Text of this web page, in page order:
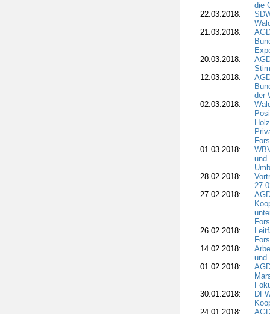
die
22.03.2018:
21.03.2018:
20.03.2018:
12.03.2018:
der
02.03.2018:
01.03.2018:
und
28.02.2018:
27.02.2018:
26.02.2018:
14.02.2018:
und
01.02.2018:
30.01.2018:
24.01.2018: